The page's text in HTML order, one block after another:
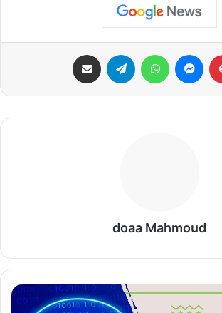
بينتيريست ماسنجر واتساب تيلقرام
doaa Mahmoud